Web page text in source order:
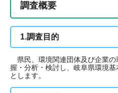
調査概要
1.調査目的
県民、環境関連団体及び企業
握・分析・検討し、岐阜県環境
とします。